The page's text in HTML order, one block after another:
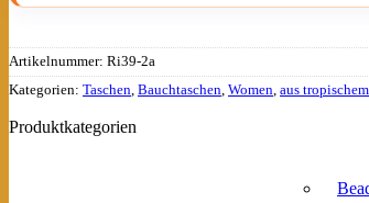
Artikelnummer: Ri39-2a
Kategorien: Taschen Bauchtaschen Women aus
Produktkategorien